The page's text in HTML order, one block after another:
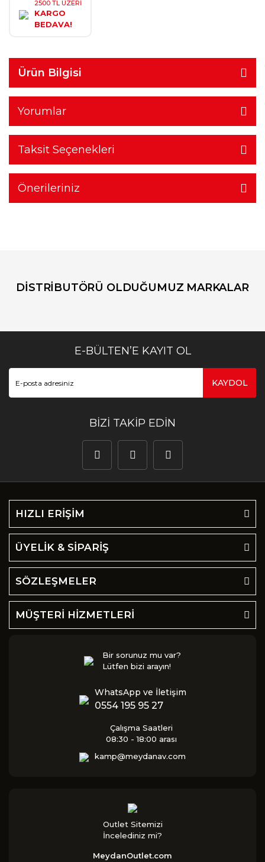
2500 TL ÜZERİ
KARGO
BEDAVA!
Ürün Bilgisi
Yorumlar
Taksit Seçenekleri
Önerileriniz
DİSTRİBUTÖRÜ OLDUĞUMUZ MARKALAR
E-BÜLTEN’E KAYIT OL
KAYDOL
BİZİ TAKİP EDİN
HIZLI ERİŞİM
ÜYELİK & SİPARİŞ
SÖZLEŞMELER
MÜŞTERİ HİZMETLERİ
Bir sorunuz mu var?
Lütfen bizi arayın!
WhatsApp ve İletişim
0554 195 95 27
Çalışma Saatleri
08:30 - 18:00 arası
kamp@meydanav.com
Outlet Sitemizi
İncelediniz mi?
MeydanOutlet.com